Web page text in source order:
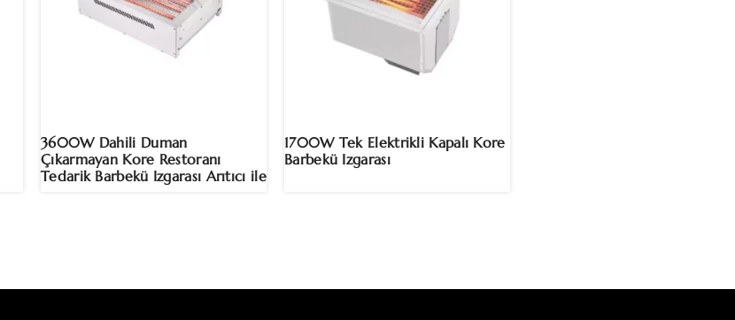
3600W Dahili Duman
Çıkarmayan Kore Restoranı
Tedarik Barbekü Izgarası Arıtıcı ile
1700W Tek Elektrikli Kapalı Kore
Barbekü Izgarası